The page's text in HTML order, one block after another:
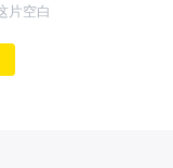
片空白